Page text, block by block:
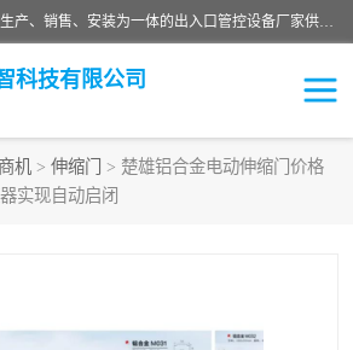
云南实名智科技有限公司是生产、销售、安装为一体的出入口管控设备厂家供应商。主营:电动伸缩门、道闸、广告道闸、重型空降闸、车牌识别、门禁通道、升降柱、岗亭、旗杆等智能设备。主营产品: 电动伸缩门,道闸门禁,车牌识别 生产、销售、安装为一体的出入口管控设备厂家源头供应商。
科技有限公司
机 > 伸缩门
> 楚雄铝合金电动伸缩门价格
实现自动启闭
充电桩系列
通道闸系列